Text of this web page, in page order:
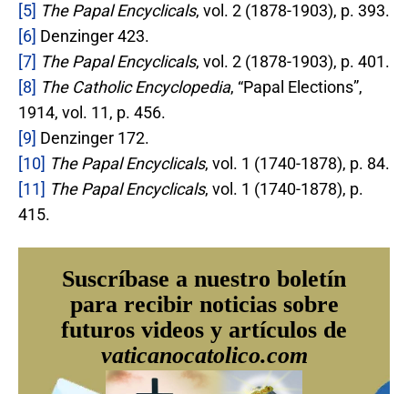
[5] The Papal Encyclicals, vol. 2 (1878-1903), p. 393.
[6] Denzinger 423.
[7] The Papal Encyclicals, vol. 2 (1878-1903), p. 401.
[8] The Catholic Encyclopedia, “Papal Elections”,
1914, vol. 11, p. 456.
[9] Denzinger 172.
[10] The Papal Encyclicals, vol. 1 (1740-1878), p. 84.
[11] The Papal Encyclicals, vol. 1 (1740-1878), p.
415.
Suscríbase a nuestro boletín
para recibir noticias sobre
futuros videos y artículos de
vaticanocatolico.com